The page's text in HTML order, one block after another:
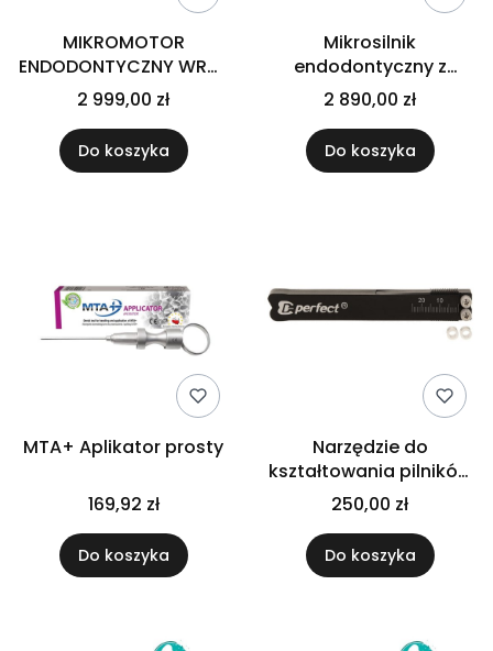
MIKROMOTOR
ENDODONTYCZNY WRAZ
Z ENDOMETREM C-
SMART I+
2 999,00 zł
Do koszyka
Mikrosilnik
endodontyczny z
wbudowanym
endometrem COXO C-
Smart Pilot I
2 890,00 zł
Do koszyka
MTA+ Aplikator prosty
169,92 zł
Do koszyka
Narzędzie do
kształtowania pilników
endodontycznych
ProBend
250,00 zł
Do koszyka